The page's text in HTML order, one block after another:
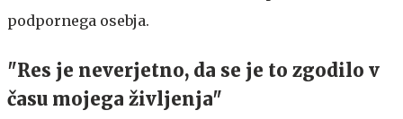
podpornega osebja.
"Res je neverjetno, da se je to zgodilo v
času mojega življenja"